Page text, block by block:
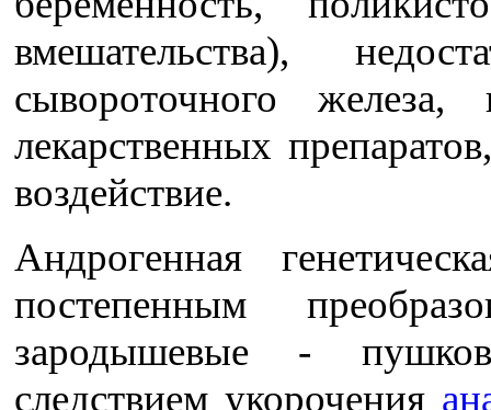
вмешательства),
сывороточного
лекарственных
воздействие.
Андрогенная
постепенным
зародышевые -
следствием укорочения